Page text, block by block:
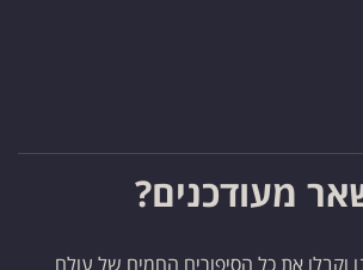
מעודכנים?
וקבלו את כל הסיפורים החמים של עולם